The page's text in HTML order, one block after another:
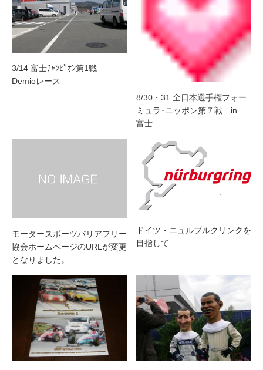
3/14 富士ﾁｬﾝﾋﾟｵﾝ第1戦
Demioレース
8/30・31 全日本選手権フォー
ミュラ･ニッポン第７戦 in
富士
モータースポーツバリアフリー
協会ホームページのURLが変更
となりました。
ドイツ・ニュルブルクリンクを
目指して